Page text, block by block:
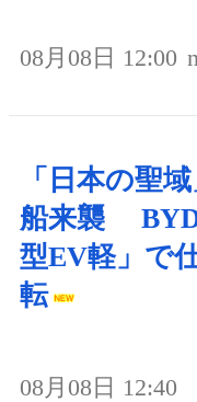
08月08日 12:00
「日本の聖
船来襲 BYD
型EV軽」で
転
08月08日 12:40